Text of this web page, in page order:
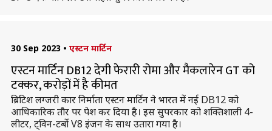
30 Sep 2023 • एस्टन मार्टिन
एस्टन मार्टिन DB12 देगी फेरारी रोमा और मैकलारेन GT को
टक्कर, करोड़ों में है कीमत
ब्रिटिश लग्जरी कार निर्माता एस्टन मार्टिन ने भारत में नई DB12 को
आधिकारिक तौर पर पेश कर दिया है। इस सुपरकार को शक्तिशाली 4-
लीटर, ट्विन-टर्बो V8 इंजन के साथ उतारा गया है।